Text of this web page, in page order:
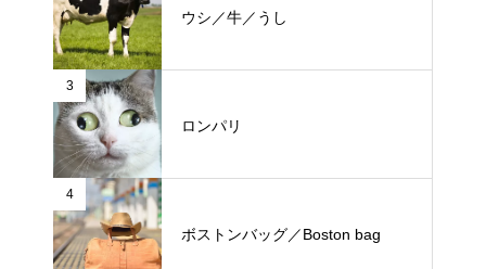
ウシ／牛／うし
3
ロンパリ
4
ボストンバッグ／Boston bag